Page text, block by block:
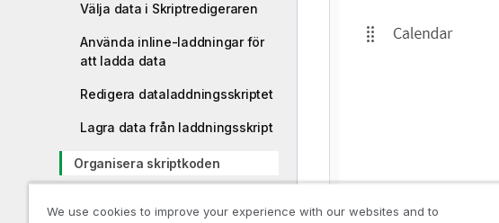
Välja data i Skriptredigeraren
Använda inline-laddningar för
att ladda data
Redigera dataladdningsskriptet
Lagra data från laddningsskript
Organisera skriptkoden
dataladdningsskriptet
We use cookies to improve your experience with our websites and to